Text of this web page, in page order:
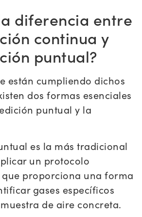
diferencia entre
continua y
puntual?
están cumpliendo dichos
dos formas esenciales
puntual y la
es la más tradicional
un protocolo
proporciona una forma
gases específicos
de aire concreta.